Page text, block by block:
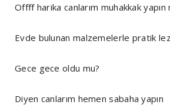
Offff harika canlarım muhakkak yapın
Evde bulunan malzemelerle pratik
Gece gece oldu mu?
Diyen canlarım hemen sabaha yapın